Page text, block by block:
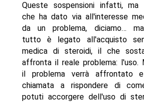
Queste sospensioni infatti,
che ha dato via all'interesse
da un problema, diciamo…
tutto è legato all'acquisto
medica di steroidi, il che
affronta il reale problema: l'uso.
il problema verrà affrontato
chiamata a rispondere di
potuti accorgere dell'uso di